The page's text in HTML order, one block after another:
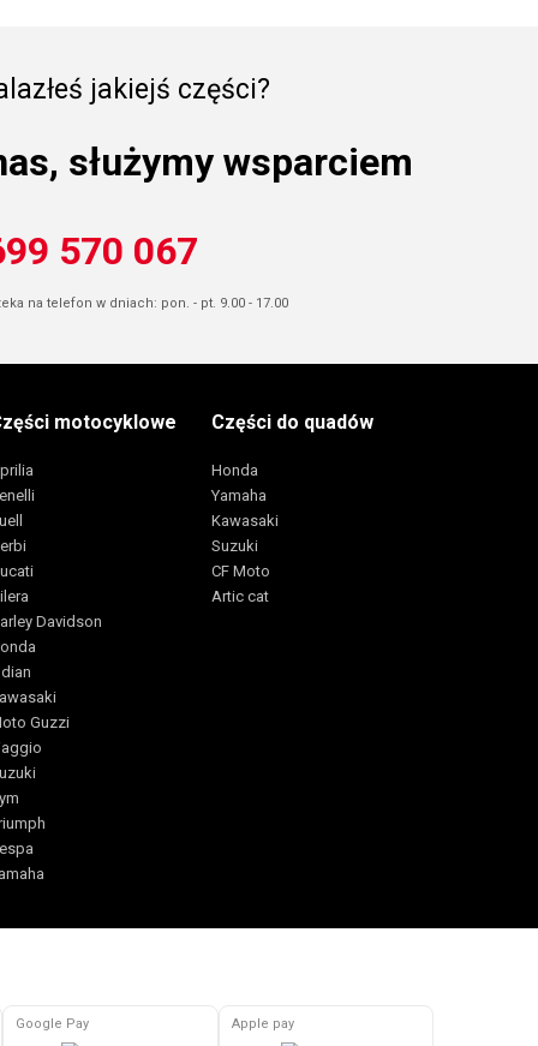
jakiejś części?
służymy wsparciem
570 067
na telefon w dniach: pon. - pt. 9.00 - 17.00
motocyklowe
Davidson
Guzzi
Części do quadów
Honda
Yamaha
Kawasaki
Suzuki
CF Moto
Artic cat
Google Pay Apple pay